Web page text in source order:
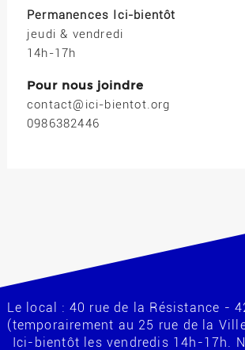
Permanences Ici-bientôt
jeudi & vendredi
14h-17h
Pour nous joindre
contact@ici-bientot.org
0986382446
Le local : 40 rue de la Résistance -
(temporairement au 25 rue de la
Ici-bientôt les vendredis 14h-17h.